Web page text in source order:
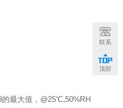
最大值，@25℃,50%RH
联系
顶部